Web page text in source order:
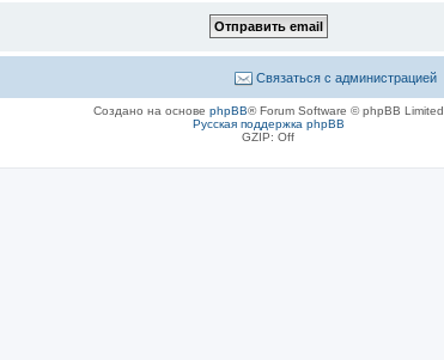
Связаться с администрацией
Создано на основе phpBB® Forum Software © phpBB Limited
Русская поддержка phpBB
GZIP: Off